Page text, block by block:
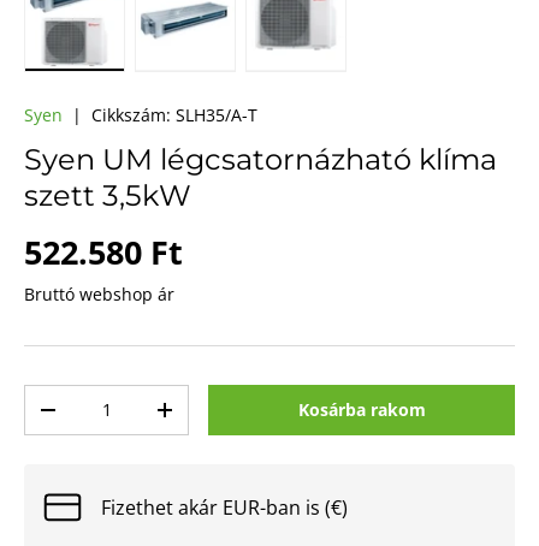
Syen | Cikkszám: SLH35/A-T
Syen UM légcsatornázható klíma
szett 3,5kW
Webes ár
522.580 Ft
Bruttó webshop ár
Mennyiség csökkentéseMennyiség növeléseKosárba rakom
Fizethet akár EUR-ban is (€)